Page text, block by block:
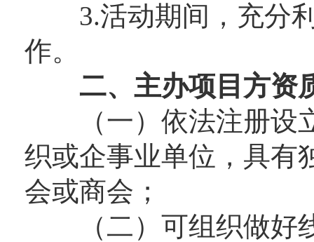
3.活动期间，充分利
作。
二、主办项目方资
（一）依法注册设立
织或企事业单位，具有
会或商会；
（二）可组织做好